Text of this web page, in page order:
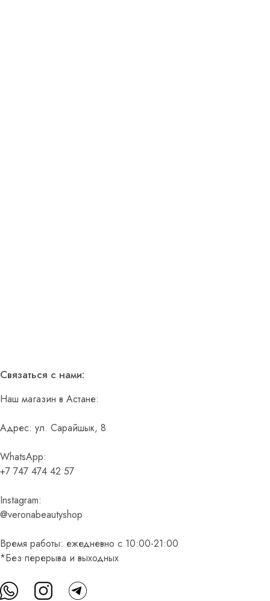
Связаться с нами:
Наш магазин в Астане:
Адрес: ул. Сарайшык, 8
WhatsApp:
+7 747 474 42 57
Instagram:
@veronabeautyshop
Время работы: ежедневно с 10:00-21:00
*Без перерыва и выходных